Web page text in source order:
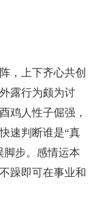
，上下齐心共创
露行为颇为讨
鸡人性子倔强，
速判断谁是“真
脚步。感情运本
躁即可在事业和